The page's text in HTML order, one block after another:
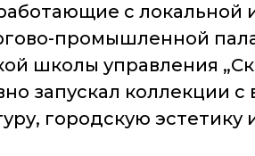
с локальной
промышленной
школы управления
запускал коллекции
городскую